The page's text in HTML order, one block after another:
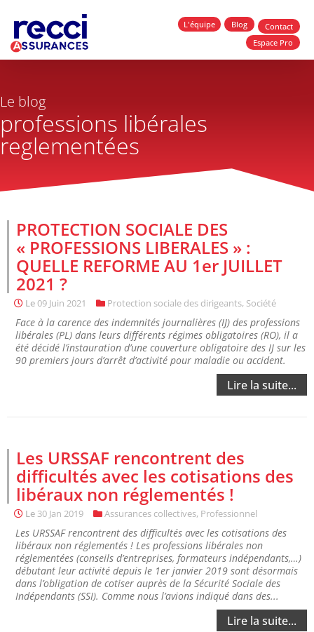
L'équipe Blog
Contact
Espace Pro
Le blog
professions libérales
reglementées
PROTECTION SOCIALE DES
« PROFESSIONS LIBERALES » :
QUELLE REFORME AU 1er JUILLET
2021 ?
Le09 Juin 2021 Protection sociale des dirigeants, Société
Face à la carence des indemnités journalières (IJ) des professions
libérales (PL) dans leurs différents régimes obligatoires (RO), il a
été décidé l’instauration d’une couverture obligatoire des IJ sur les
90 premiers jours d’arrêt d’activité pour maladie ou accident.
Lire la suite...
Les URSSAF rencontrent des
difficultés avec les cotisations des
libéraux non réglementés !
Le 30 Jan 2019 Assurances collectives, Professionnel
Les URSSAF rencontrent des difficultés avec les cotisations des
libéraux non réglementés ! Les professions libérales non
réglementées (conseils d’entreprises, formateurs indépendants,…)
débutant leur activité depuis le 1er janvier 2019 sont désormais
dans l’obligation de cotiser auprès de la Sécurité Sociale des
Indépendants (SSI). Comme nous l’avions indiqué dans des...
Lire la suite...